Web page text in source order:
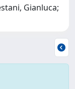
Gianluca;